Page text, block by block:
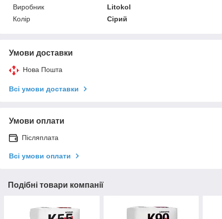
Виробник
Litokol
Колір
Сірий
Умови доставки
Нова Пошта
Всі умови доставки
Умови оплати
Післяплата
Всі умови оплати
Подібні товари компанії